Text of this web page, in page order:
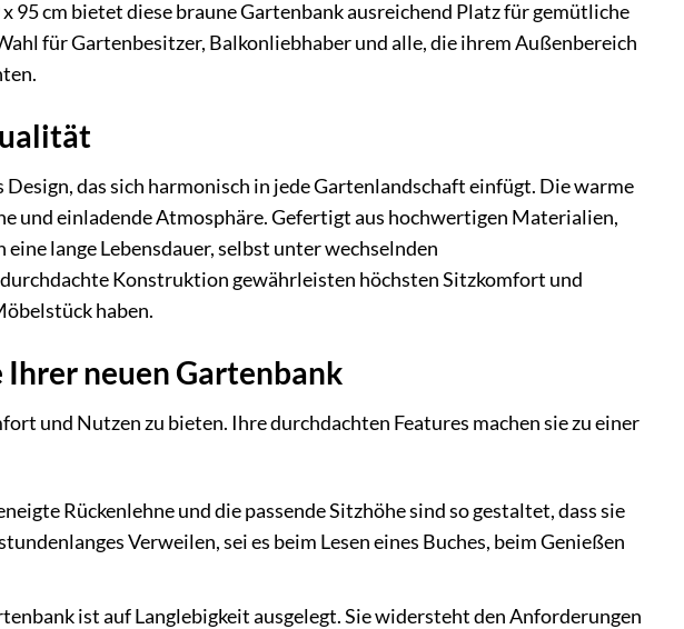
cm bietet diese braune Gartenbank ausreichend Platz für gemütliche
für Gartenbesitzer, Balkonliebhaber und alle, die ihrem Außenbereich
das sich harmonisch in jede Gartenlandschaft einfügt. Die warme
und einladende Atmosphäre. Gefertigt aus hochwertigen Materialien,
lange Lebensdauer, selbst unter wechselnden
Konstruktion gewährleisten höchsten Sitzkomfort und
haben.
neuen Gartenbank
und Nutzen zu bieten. Ihre durchdachten Features machen sie zu einer
Rückenlehne und die passende Sitzhöhe sind so gestaltet, dass sie
Verweilen, sei es beim Lesen eines Buches, beim Genießen
ist auf Langlebigkeit ausgelegt. Sie widersteht den Anforderungen